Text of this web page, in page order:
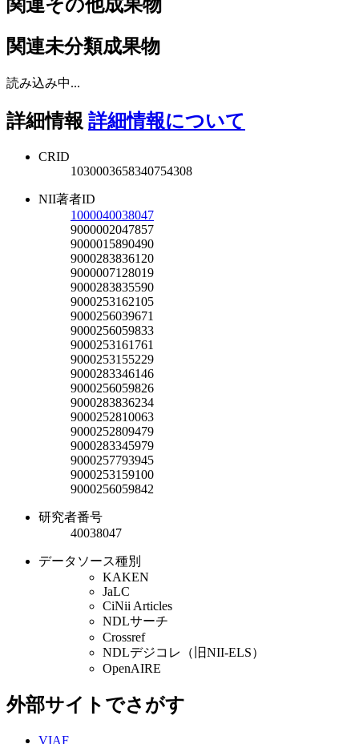
関連その他成果物
関連未分類成果物
読み込み中...
詳細情報 詳細情報について
CRID
1030003658340754308
NII著者ID
1000040038047
9000002047857
9000015890490
9000283836120
9000007128019
9000283835590
9000253162105
9000256039671
9000256059833
9000253161761
9000253155229
9000283346146
9000256059826
9000283836234
9000252810063
9000252809479
9000283345979
9000257793945
9000253159100
9000256059842
研究者番号
40038047
データソース種別
KAKEN
JaLC
CiNii Articles
NDLサーチ
Crossref
NDLデジコレ（旧NII-ELS）
OpenAIRE
外部サイトでさがす
VIAF